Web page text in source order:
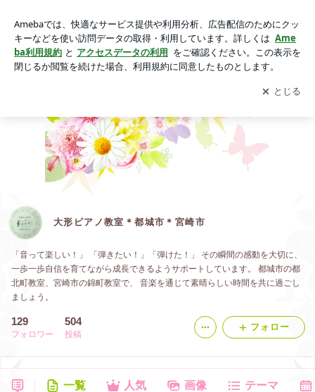
アプリをダウンロードして ブログの更新通知
を受け取りまし
ょう。
開く
大形ピアノ教室＊都城市＊宮崎市
「音って楽しい！」 「弾きたい！」「弾けた！」 その瞬間の感動を大切に、
一歩一歩自信を育てながら成長できるようサポートしています。 都城市の都
北町教室、宮崎市の錦町教室で、 音楽を通じて素晴らしい時間を共に過ごし
ましょう。
129
フォロワー
504
投稿
フォロー
一覧 人気 画像 テーマ